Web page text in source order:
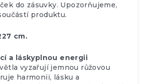
do zásuvky. Upozorňujeme,
produktu.
cm.
a láskyplnou energii
vyzařují jemnou růžovou
harmonii, lásku a